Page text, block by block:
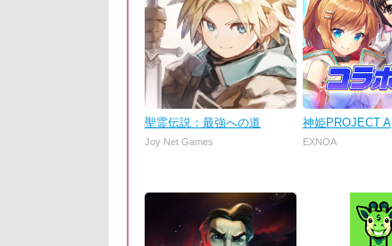
聖霊伝説：最強への道
Joy Net Games
神姫PROJECT A
EXNOA